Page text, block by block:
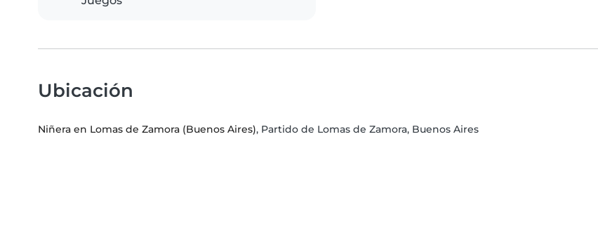
Ubicación
Niñera en Lomas de Zamora (Buenos Aires), Partido de Lomas de Zamora, Buenos Aires